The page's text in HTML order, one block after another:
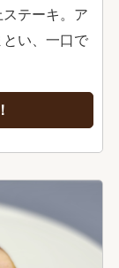
テーキ。ア
い、一口で